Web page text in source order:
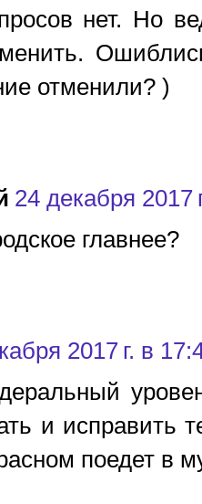
нет. Но
отменили? )
24 декабря 2017
главнее?
2017 г. в
и исправить
поедет в